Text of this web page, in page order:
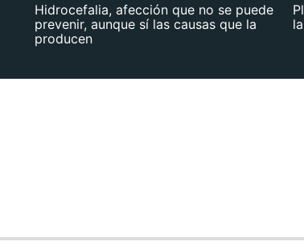
Hidrocefalia, afección que no se puede
prevenir, aunque sí las causas que la
producen